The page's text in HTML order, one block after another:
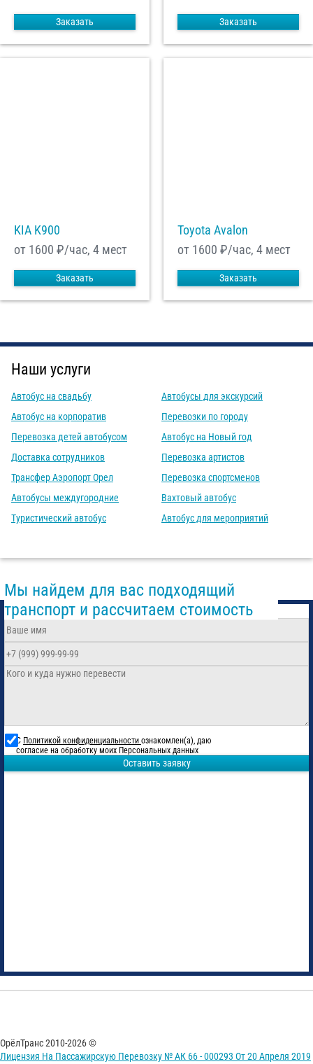
Заказать Заказать
KIA K900
от 1600 ₽/час, 4 мест
Заказать
Toyota Avalon
от 1600 ₽/час, 4 мест
Заказать
Наши услуги
Автобус на свадьбу
Автобус на корпоратив
Перевозка детей автобусом
Доставка сотрудников
Трансфер Аэропорт Орел
Автобусы междугородние
Туристический автобус
Автобусы для экскурсий
Перевозки по городу
Автобус на Новый год
Перевозка артистов
Перевозка спортсменов
Вахтовый автобус
Автобус для мероприятий
Мы найдем для вас подходящий
транспорт и рассчитаем стоимость
С Политикой конфиденциальности ознакомлен(а), даю
согласие на обработку моих Персональных данных
Оставить заявку
ОрёлТранс 2010-2026 ©
Лицензия На Пассажирскую Перевозку № АК 66 - 000293 От 20 Апреля 2019